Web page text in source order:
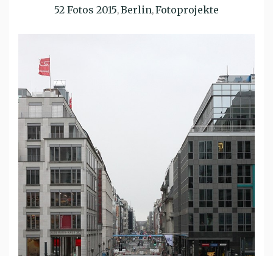
52 Fotos 2015,Berlin,Fotoprojekte